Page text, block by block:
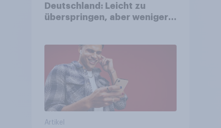
Deutschland: Leicht zu
überspringen, aber weniger
Artikel